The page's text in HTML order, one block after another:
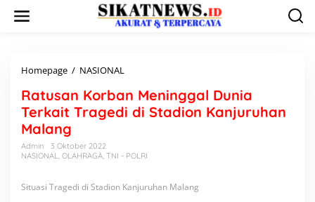
Homepage / NASIONAL
t
u
s
K
r
Ratusan Korban Meninggal Dunia
Terkait Tragedi di Stadion Kanjuruhan
Malang
Admin
3 Oktober 2022
NASIONAL, OLAHRAGA, TNI - POLRI
Situasi Tragedi di Stadion Kanjuruhan Malang